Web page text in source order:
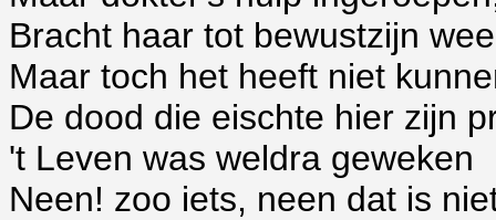
Bracht haar tot bewustzijn
Maar toch het heeft niet
De dood die eischte hier zijn
't Leven was weldra geweken
Neen! zoo iets, neen dat is